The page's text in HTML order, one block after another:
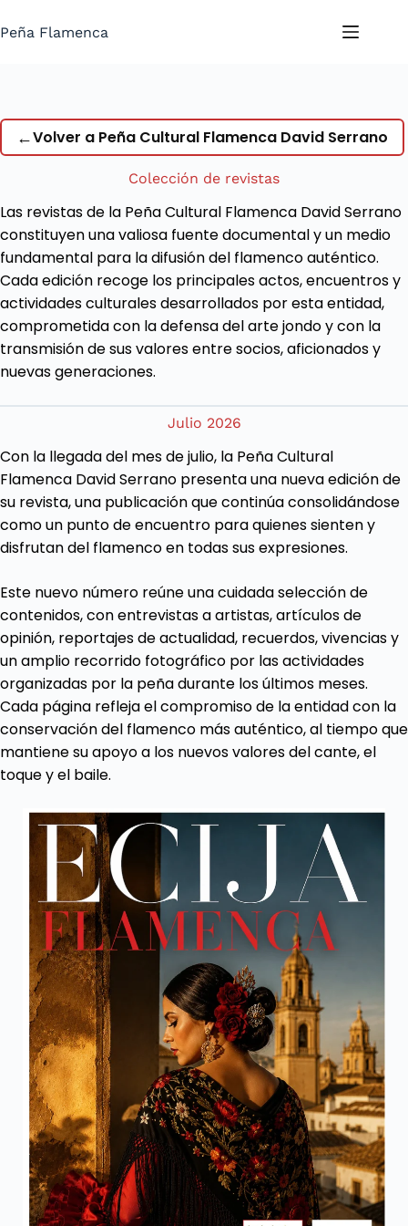
al
Peña Flamenca
←Volver a Peña Cultural Flamenca David Serrano
Colección de revistas
Las revistas de la Peña Cultural Flamenca David Serrano
constituyen una valiosa fuente documental y un medio
fundamental para la difusión del flamenco auténtico.
Cada edición recoge los principales actos, encuentros y
actividades culturales desarrollados por esta entidad,
comprometida con la defensa del arte jondo y con la
transmisión de sus valores entre socios, aficionados y
nuevas generaciones.
Julio 2026
Con la llegada del mes de julio, la Peña Cultural
Flamenca David Serrano presenta una nueva edición de
su revista, una publicación que continúa consolidándose
como un punto de encuentro para quienes sienten y
disfrutan del flamenco en todas sus expresiones.
Este nuevo número reúne una cuidada selección de
contenidos, con entrevistas a artistas, artículos de
opinión, reportajes de actualidad, recuerdos, vivencias y
un amplio recorrido fotográfico por las actividades
organizadas por la peña durante los últimos meses.
Cada página refleja el compromiso de la entidad con la
conservación del flamenco más auténtico, al tiempo que
mantiene su apoyo a los nuevos valores del cante, el
toque y el baile.